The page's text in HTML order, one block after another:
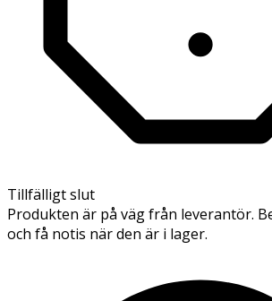
Tillfälligt slut
Produkten är på väg från leverantör.
och få notis när den är i lager.